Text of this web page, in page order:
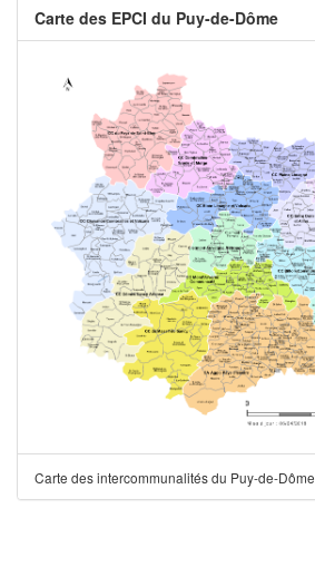
Carte des EPCI du Puy-de-Dôme
Carte des intercommunalités du Puy-de-Dôme